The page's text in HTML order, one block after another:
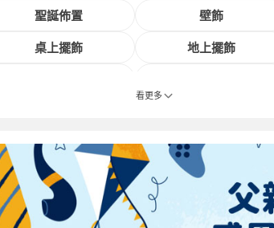
聖誕佈置 壁飾
桌上擺飾 地上擺飾
看更多